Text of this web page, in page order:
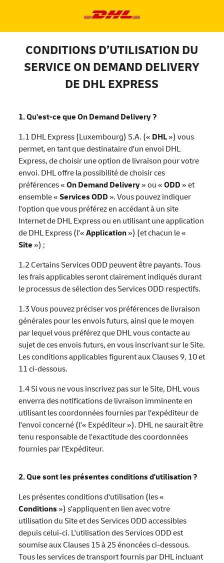
CONDITIONS D’UTILISATION DU
SERVICE ON DEMAND DELIVERY
DE DHL EXPRESS
1. Qu'est-ce que On Demand Delivery ?
1.1 DHL Express (Luxembourg) S.A. (« DHL») vous
permet, en tant que destinataire d'un envoi DHL
Express, de choisir une option de livraison pour votre
envoi. DHL offre la possibilité de choisir ces
préférences «On Demand Delivery» ou «ODD » et
ensemble «Services ODD ». Vous pouvez indiquer
l'option que vous préférez en accédant à un site
Internet de DHL Express ou en utilisant une application
de DHL Express (l'«Application») (et chacun le «
Site ») ;
1.2 Certains Services ODD peuvent être payants. Tous
les frais applicables seront clairement indiqués durant
le processus de sélection des Services ODD respectifs.
1.3 Vous pouvez préciser vos préférences de livraison
générales pour les envois futurs, ainsi que le moyen
par lequel vous préférez que DHL vous contacte au
sujet de ces envois futurs, en vous inscrivant sur le Site.
Les conditions applicables figurent aux Clauses 9, 10 et
11 ci-dessous.
1.4 Si vous ne vous inscrivez pas sur le Site, DHL vous
enverra des notifications de livraison imminente en
utilisant les coordonnées fournies par l'expéditeur de
l'envoi concerné (l'« Expéditeur »). DHL ne saurait être
tenu responsable de l'exactitude des coordonnées
fournies par l'Expéditeur.
2. Que sont les présentes conditions d'utilisation ?
Les présentes conditions d'utilisation (les «
Conditions») s'appliquent en lien avec votre
utilisation du Site et des Services ODD accessibles
depuis celui-ci. L'utilisation des Services ODD est
soumise aux Clauses 15 à 25 énoncées ci-dessous.
Tous les services de transport fournis par DHL incluant